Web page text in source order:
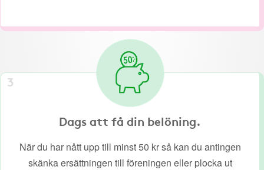
3
Dags att få din belöning.
När du har nått upp till minst 50 kr så kan du antingen
skänka ersättningen till föreningen eller plocka ut